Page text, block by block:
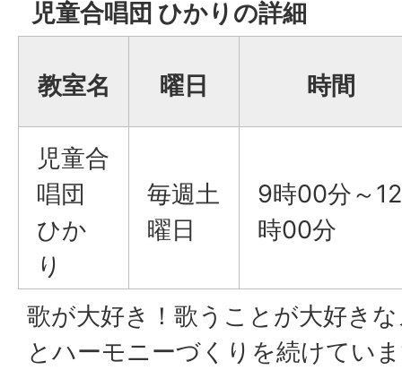
児童合唱団 ひかりの詳細
教室名 曜日 時間
児童合
唱団
ひか
り
毎週土
曜日
9時00分～12
時00分
歌が大好き！歌うことが大好き
とハーモニーづくりを続けてい